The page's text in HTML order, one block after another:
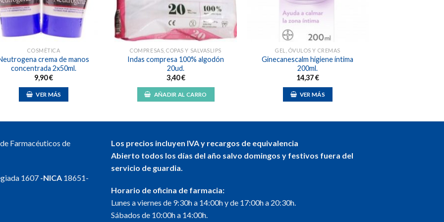
COSMÉTICA
crema de manos
concentrada 2x50ml.
9,90€
VER MÁS
COMPRESAS, COPAS Y SALVASLIPS
Indas compresa 100% algodón
20ud.
3,40€
AÑADIR AL CARRO
GEL, ÓVULOS Y CREMAS
Ginecanescalm higiene íntima
200ml.
14,37€
VER MÁS
Farmacéuticos de
1607 -NICA 18651-
Los precios incluyen IVA y recargos de equivalencia
Abierto todos los días del año salvo domingos y festivos fuera del
servicio de guardia.
Horario de oficina de farmacia:
Lunes a viernes de 9:30h a 14:00h y de 17:00h a 20:30h.
Sábados de 10:00h a 14:00h.